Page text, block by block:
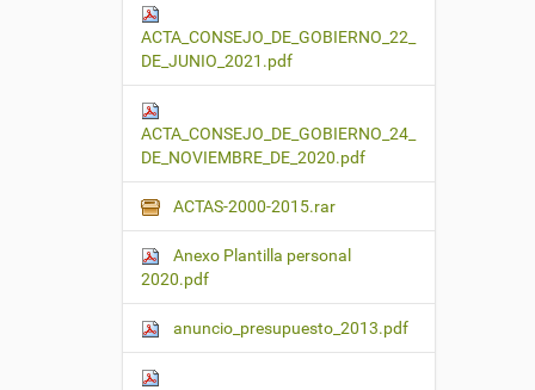
ACTA_CONSEJO_DE_GOBIERNO_22_
DE_JUNIO_2021.pdf
ACTA_CONSEJO_DE_GOBIERNO_24_
DE_NOVIEMBRE_DE_2020.pdf
ACTAS-2000-2015.rar
Anexo Plantilla personal
2020.pdf
anuncio_presupuesto_2013.pdf